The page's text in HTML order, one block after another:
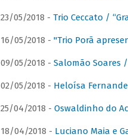
23/05/2018 - Trio Ceccato /
16/05/2018 - "Trio Porã
09/05/2018 - Salomão Soares
02/05/2018 - Heloísa
25/04/2018 - Oswaldinho do
18/04/2018 - Luciano Maia e